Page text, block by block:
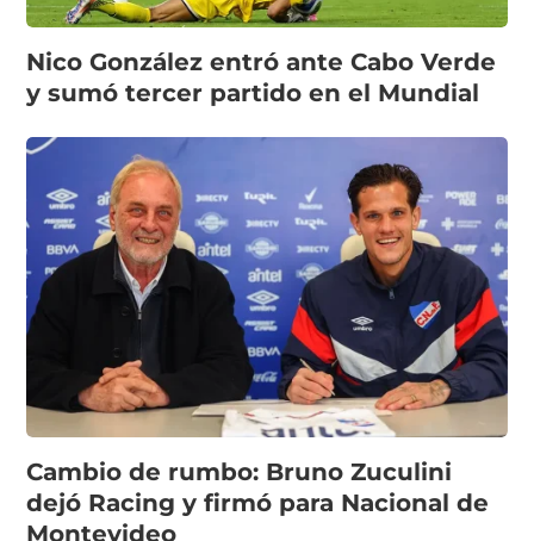
Nico González entró ante Cabo Verde
y sumó tercer partido en el Mundial
Cambio de rumbo: Bruno Zuculini
dejó Racing y firmó para Nacional de
Montevideo